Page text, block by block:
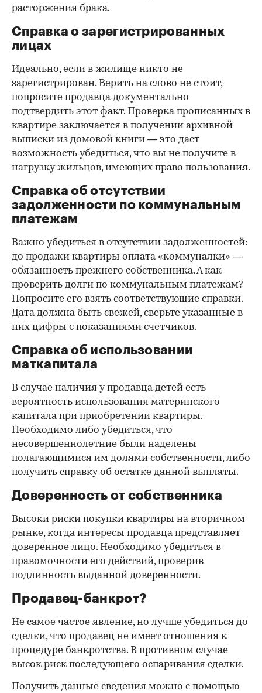
расторжения брака.
Справка о зарегистрированных
лицах
Идеально, если в жилище никто не
зарегистрирован. Верить на слово не стоит,
попросите продавца документально
подтвердить этот факт. Проверка прописанных в
квартире заключается в получении архивной
выписки из домовой книги — это даст
возможность убедиться, что вы не получите в
нагрузку жильцов, имеющих право пользования.
Справка об отсутствии
задолженности по коммунальным
платежам
Важно убедиться в отсутствии задолженностей:
до продажи квартиры оплата «коммуналки» —
обязанность прежнего собственника. А как
проверить долги по коммунальным платежам?
Попросите его взять соответствующие справки.
Дата должна быть свежей, сверьте указанные в
них цифры с показаниями счетчиков.
Справка об использовании
маткапитала
В случае наличия у продавца детей есть
вероятность использования материнского
капитала при приобретении квартиры.
Необходимо либо убедиться, что
несовершеннолетние были наделены
полагающимися им долями собственности, либо
получить справку об остатке данной выплаты.
Доверенность от собственника
Высоки риски покупки квартиры на вторичном
рынке, когда интересы продавца представляет
доверенное лицо. Необходимо убедиться в
правомочности его действий, проверив
подлинность выданной доверенности.
Продавец-банкрот?
Не самое частое явление, но лучше убедиться до
сделки, что продавец не имеет отношения к
процедуре банкротства. В противном случае
высок риск последующего оспаривания сделки.
Получить данные сведения можно с помощью